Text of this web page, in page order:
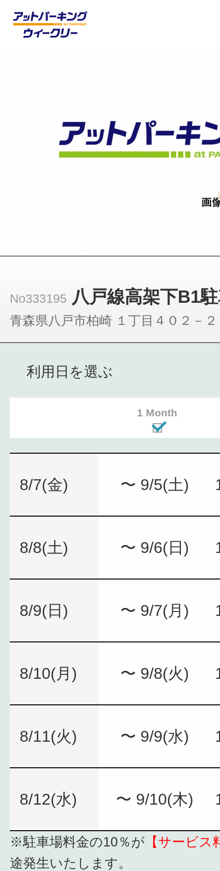
No333195 八戸線高架下B1
青森県八戸市柏崎 １丁目４０２－
利用日を選ぶ
1 Month
8/7(金) 〜 9/5(土)
8/8(土) 〜 9/6(日)
8/9(日) 〜 9/7(月)
8/10(月) 〜 9/8(火)
8/11(火) 〜 9/9(水)
8/12(水) 〜 9/10(木)
※駐車場料金の10％が 【サービス
途発生いたします。